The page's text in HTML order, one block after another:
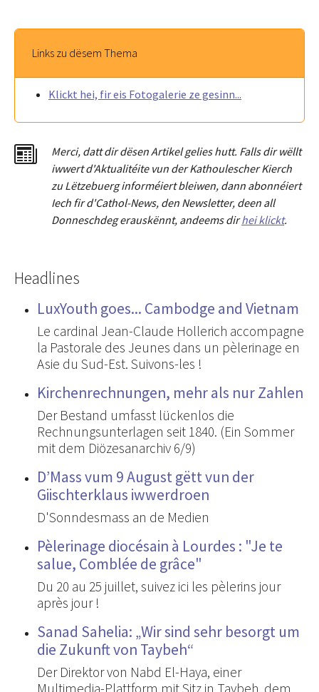
Links zu dësem Thema
Klickt hei, fir eis Fotogalerie ze gesinn...
Merci, dattdir dësen Artikel gelies hutt. Falls dir wëllt
iwwert d'Aktualitéite vun der Kathoulescher Kierch
zu Lëtzebuerg informéiert bleiwen, dann abonnéiert
Iech fir d'Cathol-News, den Newsletter, deen all
Donneschdeg erauskënnt, andeems dirhei klickt.
Headlines
LuxYouth goes... Cambodge and Vietnam
Le cardinal Jean-Claude Hollerich accompagne
la Pastorale des Jeunes dans un pèlerinage en
Asie du Sud-Est. Suivons-les !
Kirchenrechnungen, mehr als nur Zahlen
Der Bestand umfasst lückenlos die
Rechnungsunterlagen seit 1840. (Ein Sommer
mit dem Diözesanarchiv 6/9)
D’Mass vum 9 August gëtt vun der
Giischterklaus iwwerdroen
D'Sonndesmass an de Medien
Pèlerinage diocésain à Lourdes : "Je te
salue, Comblée de grâce"
Du 20 au 25 juillet, suivez ici les pèlerins jour
après jour !
Sanad Sahelia: „Wir sind sehr besorgt um
die Zukunft von Taybeh“
Der Direktor von Nabd El-Haya, einer